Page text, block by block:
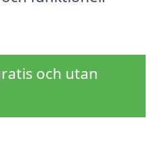
och utan